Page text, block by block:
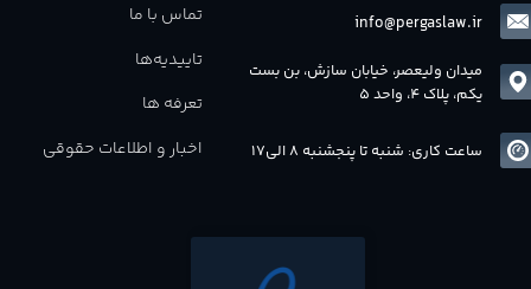
تماس با ما
تاییدیه‌ها
تعرفه ها
اخبار و اطلاعات حقوقی
info@pergaslaw.ir
میدان ولیعصر، خیابان سازش، بن بست
یکم، پلاک 4، واحد 5
ساعت کاری: شنبه تا پنجشنبه 8 الی17